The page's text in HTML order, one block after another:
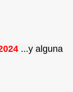
...y alguna